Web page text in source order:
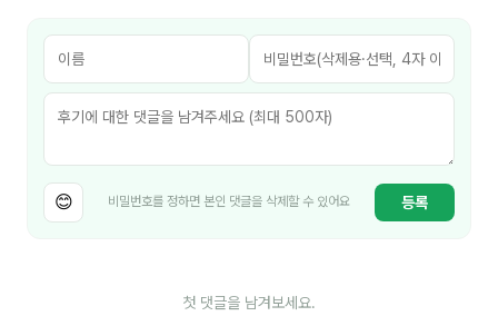
이상미
이미루
이인우
😊 비밀번호를 정하면 본인 댓글을 삭제할 수 있어요 등록
첫 댓글을 남겨보세요.